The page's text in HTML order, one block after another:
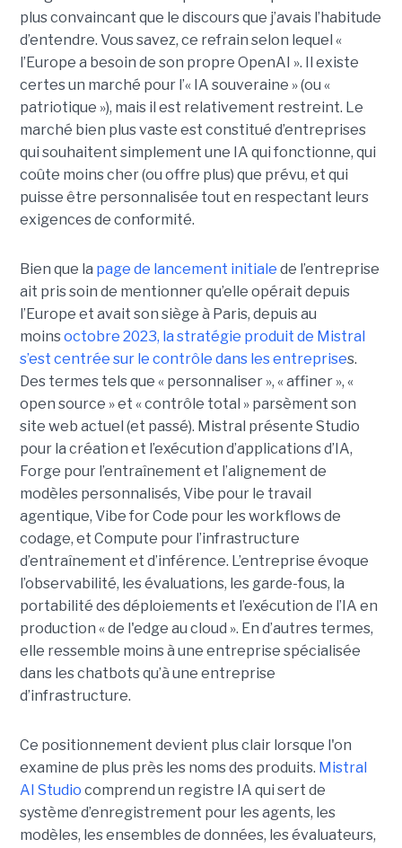
plus convaincant que le discours que j’avais l’habitude
d’entendre. Vous savez, ce refrain selon lequel «
l’Europe a besoin de son propre OpenAI ». Il existe
certes un marché pour l’« IA souveraine » (ou «
patriotique »), mais il est relativement restreint. Le
marché bien plus vaste est constitué d’entreprises
qui souhaitent simplement une IA qui fonctionne, qui
coûte moins cher (ou offre plus) que prévu, et qui
puisse être personnalisée tout en respectant leurs
exigences de conformité.
Bien que la page de lancement initiale de l’entreprise
ait pris soin de mentionner qu’elle opérait depuis
l’Europe et avait son siège à Paris, depuis au
moinsoctobre 2023, la stratégie produit de Mistral
s’est centrée sur le contrôle dans les entreprises.
Des termes tels que « personnaliser », « affiner », «
open source » et « contrôle total » parsèment son
site web actuel (et passé). Mistral présente Studio
pour la création et l’exécution d’applications d’IA,
Forge pour l’entraînement et l’alignement de
modèles personnalisés, Vibe pour le travail
agentique, Vibe for Code pour les workflows de
codage, et Compute pour l’infrastructure
d’entraînement et d’inférence. L’entreprise évoque
l’observabilité, les évaluations, les garde-fous, la
portabilité des déploiements et l’exécution de l’IA en
production « de l'edge au cloud ». En d’autres termes,
elle ressemble moins à une entreprise spécialisée
dans les chatbots qu’à une entreprise
d’infrastructure.
Ce positionnement devient plus clair lorsque l'on
examine de plus près les noms des produits. Mistral
AI Studio comprend un registre IA qui sert de
système d’enregistrement pour les agents, les
modèles, les ensembles de données, les évaluateurs,